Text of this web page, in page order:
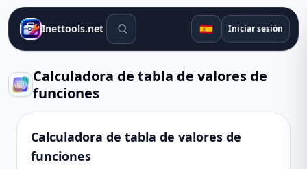
Inettools.net Herramientas de búsqueda
🇪🇸 Iniciar sesión
Calculadora de tabla de valores de
funciones
Calculadora de tabla de valores de
funciones